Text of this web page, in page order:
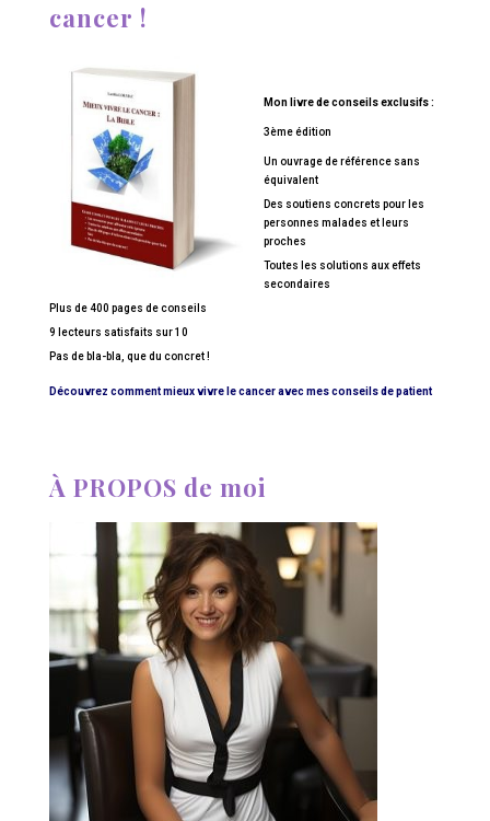
cancer !
Mon livre de conseils exclusifs :
3ème édition
Un ouvrage de référence sans
équivalent
Des soutiens concrets pour les
personnes malades et leurs
proches
Toutes les solutions aux effets
secondaires
Plus de 400 pages de conseils
9 lecteurs satisfaits sur 10
Pas de bla-bla, que du concret !
Découvrez comment mieux vivre le cancer avec mes conseils de patient
À PROPOS de moi